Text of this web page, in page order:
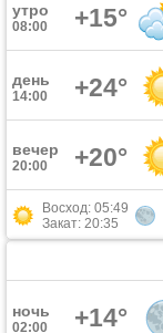
утро
08:00 +15°
день
14:00 +24°
вечер
20:00 +20°
Восход: 05:49
Закат: 20:35
ночь
02:00 +14°